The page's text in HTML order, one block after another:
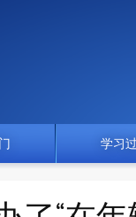
学习